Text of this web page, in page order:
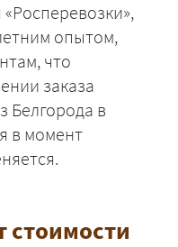
опытом,
что
заказа
Белгорода в
в момент
стоимости